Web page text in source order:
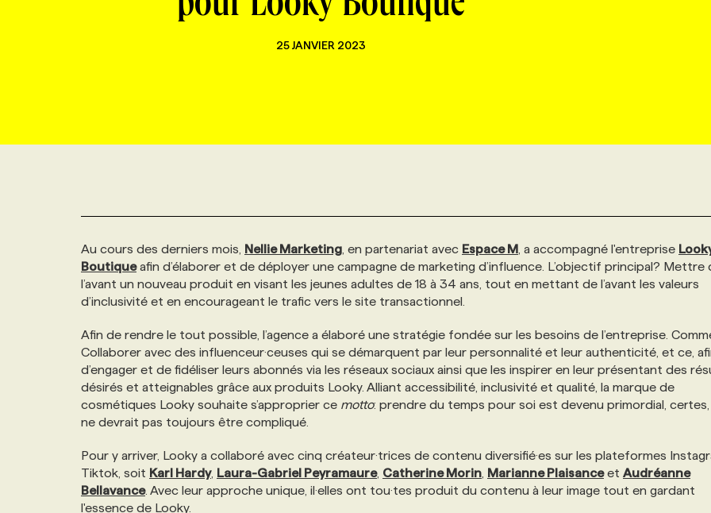
TENDANCES
RESSOURCES HUMAINES
ÉVÉNEMENTIEL
ANNONCEZ AVEC NOUS
BULLETIN FORMATION
ANNONCEZ AVEC NOUS
NOS FORMATEUR‧RICES
NOS TARIFS
PROGRAMMES DE SUBVENTIONS
NOS EXPERTISES
ANNONCEZ AVEC NOUS
25 JANVIER 2023
Au cours des derniers mois, Nellie Marketing , en partenariat avec Espace M , a accompagné l'entreprise
Boutiqueafin d’élaborer et de déployer une campagne de marketing d’influence. L’objectif principal? Mettre
l’avant un nouveau produit en visant les jeunes adultes de 18 à 34 ans, tout en mettant de l’avant les valeurs
d’inclusivité et en encourageant le trafic vers le site transactionnel.
Afin de rendre le tout possible, l’agence a élaboré une stratégie fondée sur les besoins de l’entreprise.
Collaborer avec des influenceur·ceuses qui se démarquent par leur personnalité et leur authenticité, et ce,
d’engager et de fidéliser leurs abonnés via les réseaux sociaux ainsi que les inspirer en leur présentant des
désirés et atteignables grâce aux produits Looky. Alliant accessibilité, inclusivité et qualité, la marque de
cosmétiques Looky souhaite s’approprier ce motto: prendre du temps pour soi est devenu primordial, certes,
ne devrait pas toujours être compliqué.
Pour y arriver, Looky a collaboré avec cinq créateur·trices de contenu diversifié·es sur les plateformes
Tiktok, soit Karl Hardy, Laura-Gabriel Peyramaure, Catherine Morin Marianne Plaisanceet Audréanne
Bellavance. Avec leur approche unique, il·elles ont tou·tes produit du contenu à leur image tout en gardant
l'essence de Looky.